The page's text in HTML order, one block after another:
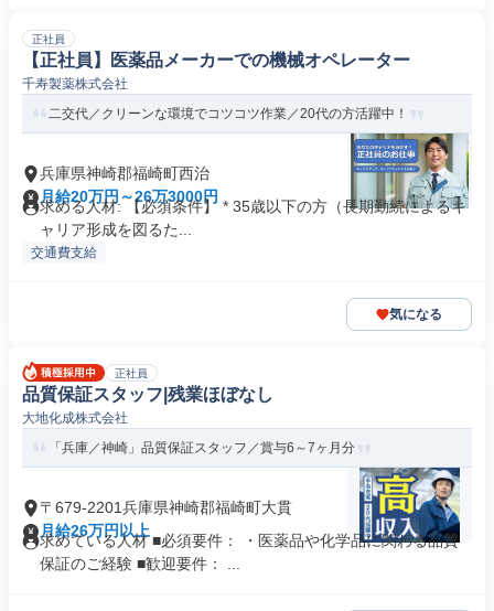
正社員
【正社員】医薬品メーカーでの機械オペレーター
千寿製薬株式会社
二交代／クリーンな環境でコツコツ作業／20代の方活躍中！
兵庫県神崎郡福崎町西治
月給20万円～26万3000円
求める人材: 【必須条件】 * 35歳以下の方（長期勤続によるキ
ャリア形成を図るた...
交通費支給
気になる
正社員
品質保証スタッフ|残業ほぼなし
大地化成株式会社
「兵庫／神崎」品質保証スタッフ／賞与6～7ヶ月分
〒679-2201兵庫県神崎郡福崎町大貫
月給26万円以上
求めている人材 ■必須要件： ・医薬品や化学品に関わる品質
保証のご経験 ■歓迎要件： ...